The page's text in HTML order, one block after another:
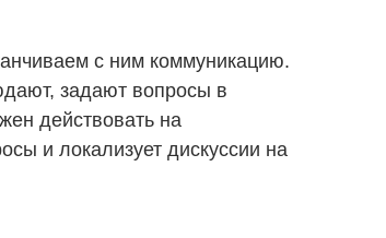
с ним коммуникацию.
задают вопросы в
действовать на
и локализует дискуссии на